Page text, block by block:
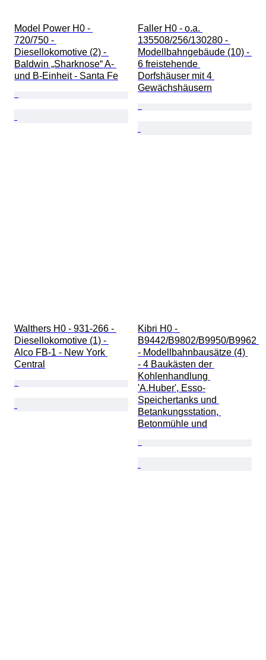
Model Power H0 -
720/750 -
Diesellokomotive (2) -
Baldwin „Sharknose“ A-
und B-Einheit - Santa Fe
Faller H0 - o.a.
135508/256/130280 -
Modellbahngebäude (10) -
6 freistehende
Dorfshäuser mit 4
Gewächshäusern
Walthers H0 - 931-266 -
Diesellokomotive (1) -
Alco FB-1 - New York
Central
Kibri H0 -
B9442/B9802/B9950/B9962
- Modellbahnbausätze (4)
- 4 Baukästen der
Kohlenhandlung
'A.Huber', Esso-
Speichertanks und
Betankungsstation,
Betonmühle und